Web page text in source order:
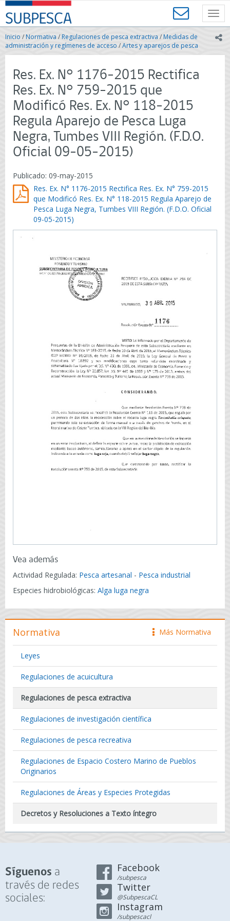
Contenido
principal
SUBPESCA
-
Subsecretaría
de
Pesca
Acuicultura
Gobierno
de
Chile
Inicio /Normativa / Regulaciones de pesca extractiva / Medidas de
administración y regímenes de acceso /Artes y aparejos de pesca
Res. Ex. N° 1176-2015 Rectifica
Res. Ex. N° 759-2015 que
Modificó Res. Ex. N° 118-2015
Regula Aparejo de Pesca Luga
Negra, Tumbes VIII Región. (F.D.O.
Oficial 09-05-2015)
Publicado: 09-may-2015
Res. Ex. N° 1176-2015 Rectifica Res. Ex. N° 759-2015
que Modificó Res. Ex. N° 118-2015 Regula Aparejo de
Pesca Luga Negra, Tumbes VIII Región. (F.D.O. Oficial
09-05-2015)
Vea además
Actividad Regulada: Pesca artesanal - Pesca industrial
Especies hidrobiológicas: Alga luga negra
icono
Más Normativa
Normativa
Leyes
Regulaciones de acuicultura
Regulaciones de pesca extractiva
Regulaciones de investigación científica
Regulaciones de pesca recreativa
Regulaciones de Espacio Costero Marino de Pueblos
Originarios
Regulaciones de Áreas y Especies Protegidas
Decretos y Resoluciones a Texto íntegro
Síguenos a
través de redes
sociales:
Facebook
/subpesca
Twitter
@SubpescaCL
Instagram
/subpescacl